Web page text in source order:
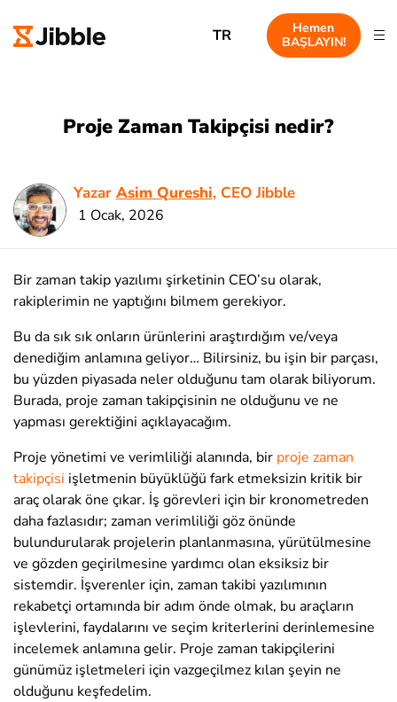
TR
Hemen
BAŞLAYIN!
Proje Zaman Takipçisi nedir?
Yazar Asim Qureshi, CEO Jibble
1 Ocak, 2026
Bir zaman takip yazılımı şirketinin CEO’su olarak,
rakiplerimin ne yaptığını bilmem gerekiyor.
Bu da sık sık onların ürünlerini araştırdığım ve/veya
denediğim anlamına geliyor… Bilirsiniz, bu işin bir parçası,
bu yüzden piyasada neler olduğunu tam olarak biliyorum.
Burada, proje zaman takipçisinin ne olduğunu ve ne
yapması gerektiğini açıklayacağım.
Proje yönetimi ve verimliliği alanında, bir proje zaman
takipçisi işletmenin büyüklüğü fark etmeksizin kritik bir
araç olarak öne çıkar. İş görevleri için bir kronometreden
daha fazlasıdır; zaman verimliliği göz önünde
bulundurularak projelerin planlanmasına, yürütülmesine
ve gözden geçirilmesine yardımcı olan eksiksiz bir
sistemdir. İşverenler için, zaman takibi yazılımının
rekabetçi ortamında bir adım önde olmak, bu araçların
işlevlerini, faydalarını ve seçim kriterlerini derinlemesine
incelemek anlamına gelir. Proje zaman takipçilerini
günümüz işletmeleri için vazgeçilmez kılan şeyin ne
olduğunu keşfedelim.